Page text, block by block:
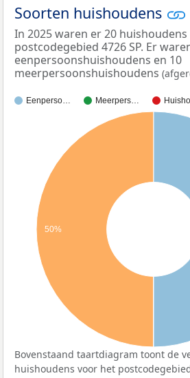
Soorten huishoudens
In 2025 waren er 20
postcodegebied 4726 SP. Er
eenpersoonshuishoudens en 10
meerpersoonshuishoudens
Eenperso… Meerpers…
50%
Bovenstaand taartdiagram toont de
huishoudens voor het